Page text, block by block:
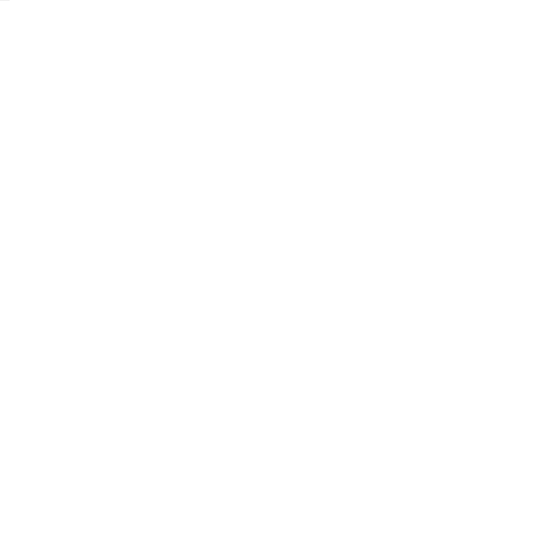
met je op voor de inrichting en